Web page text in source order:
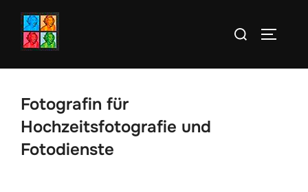
Zum
Inhalt
springen
Suchen
Fotografin für
Hochzeitsfotografie und
Fotodienste